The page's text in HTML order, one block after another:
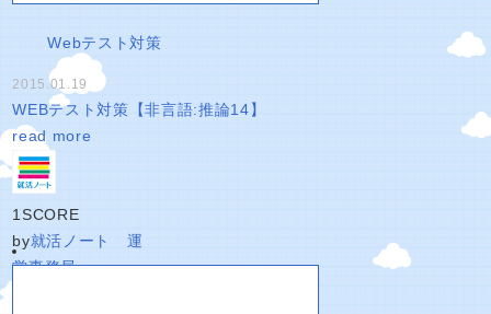
Webテスト対策
2015.01.19
WEBテスト対策【非言語:推論14】
read more
1SCORE
by就活ノート 運
営事務局